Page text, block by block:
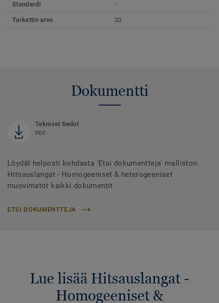
Standardi
-
Tarkettin arvo 20
Dokumentti
Tekniset tiedot
PDF
Löydät helposti kohdasta 'Etsi dokumentteja' malliston
Hitsauslangat - Homogeeniset & heterogeeniset
muovimatot kaikki dokumentit
ETSI DOKUMENTTEJA
Lue lisää Hitsauslangat -
Homogeeniset &